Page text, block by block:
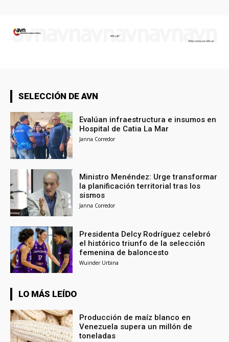
SELECCIÓN DE AVN
Evalúan infraestructura e insumos en
Hospital de Catia La Mar
Janna Corredor
Ministro Menéndez: Urge transformar
la planificación territorial tras los
sismos
Janna Corredor
Presidenta Delcy Rodríguez celebró
el histórico triunfo de la selección
femenina de baloncesto
Wuinder Urbina
LO MÁS LEÍDO
Producción de maíz blanco en
Venezuela supera un millón de
toneladas